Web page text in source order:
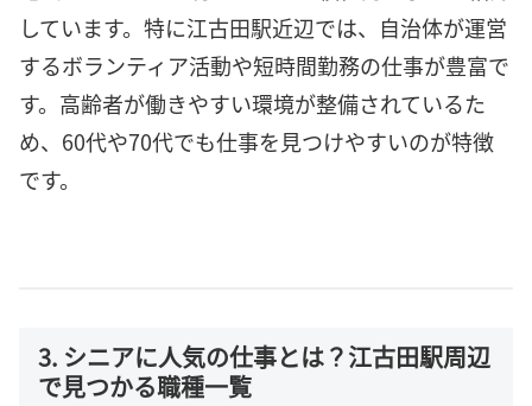
しています。特に江古田駅近辺では、自治体が運営
するボランティア活動や短時間勤務の仕事が豊富で
す。高齢者が働きやすい環境が整備されているた
め、60代や70代でも仕事を見つけやすいのが特徴
です。
3. シニアに人気の仕事とは？江古田駅周辺
で見つかる職種一覧